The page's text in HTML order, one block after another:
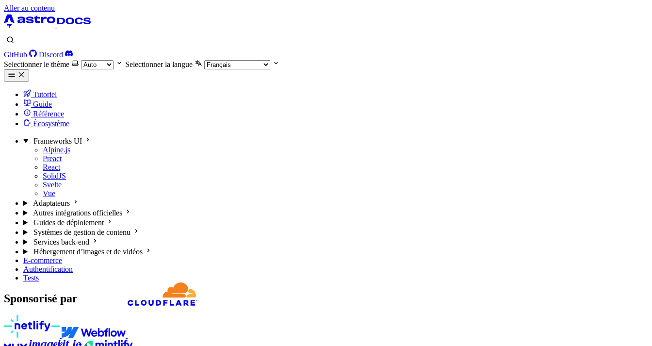
Aller au contenu
GitHub
Discord
Selectionner le thème
Selectionner la langue
Tutoriel
Guide
Référence
Écosystème
Frameworks UI
Alpine.js
Preact
React
SolidJS
Svelte
Vue
Adaptateurs
Autres intégrations officielles
Guides de déploiement
Systèmes de gestion de contenu
Services back-end
Hébergement d’images et de vidéos
E-commerce
Authentification
Tests
Sponsorisé par